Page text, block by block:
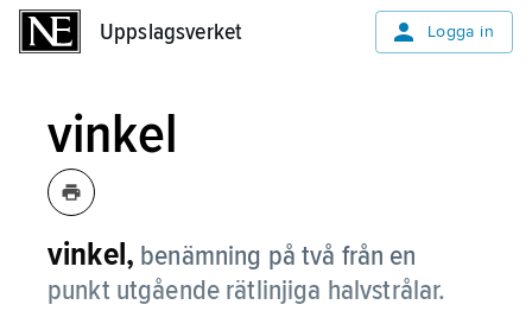
Uppslagsverket Logga in
vinkel
vinkel, benämning på två från en
punkt utgående rätlinjiga halvstrålar.